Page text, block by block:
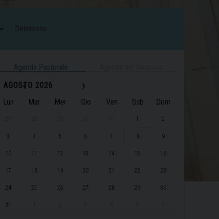
Agenda Pastorale
‹
AGOSTO 2026 ›
Lun Mar Mer Gio Ven Sab Dom
1 2
3 4 5 6 7 8 9
10 11 12 13 14 15 16
17 18 19 20 21 22 23
24 25 26 27 28 29 30
31